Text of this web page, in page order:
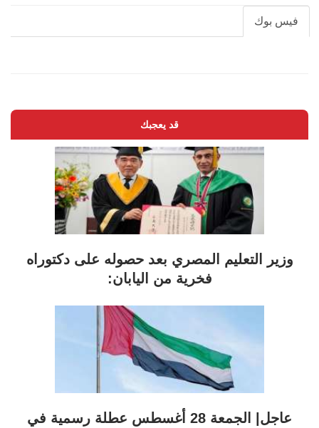
فيس بوك
قد يعجبك
وزير التعليم المصري بعد حصوله على دكتوراه
فخرية من اليابان:
عاجل| الجمعة 28 أغسطس عطلة رسمية في